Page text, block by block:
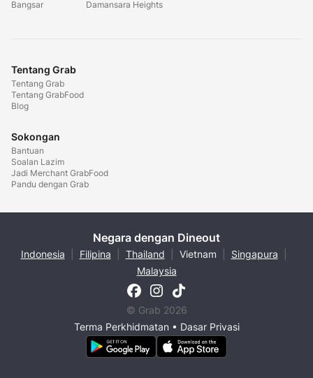
Bangsar
Damansara Heights
Tentang Grab
Tentang Grab
Tentang GrabFood
Blog
Sokongan
Bantuan
Soalan Lazim
Jadi Merchant GrabFood
Pandu dengan Grab
Negara dengan Dineout
Indonesia Filipina Thailand Vietnam Singapura
Malaysia
© Grab 2026
Terma Perkhidmatan• Dasar Privasi